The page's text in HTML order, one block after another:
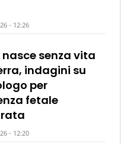
- 12:26
senza vita
indagini su
per
fetale
- 12:20